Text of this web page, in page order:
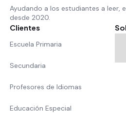
Ayudando a los estudiantes a leer,
desde 2020.
Clientes
Escuela Primaria
Secundaria
Profesores de Idiomas
Educación Especial